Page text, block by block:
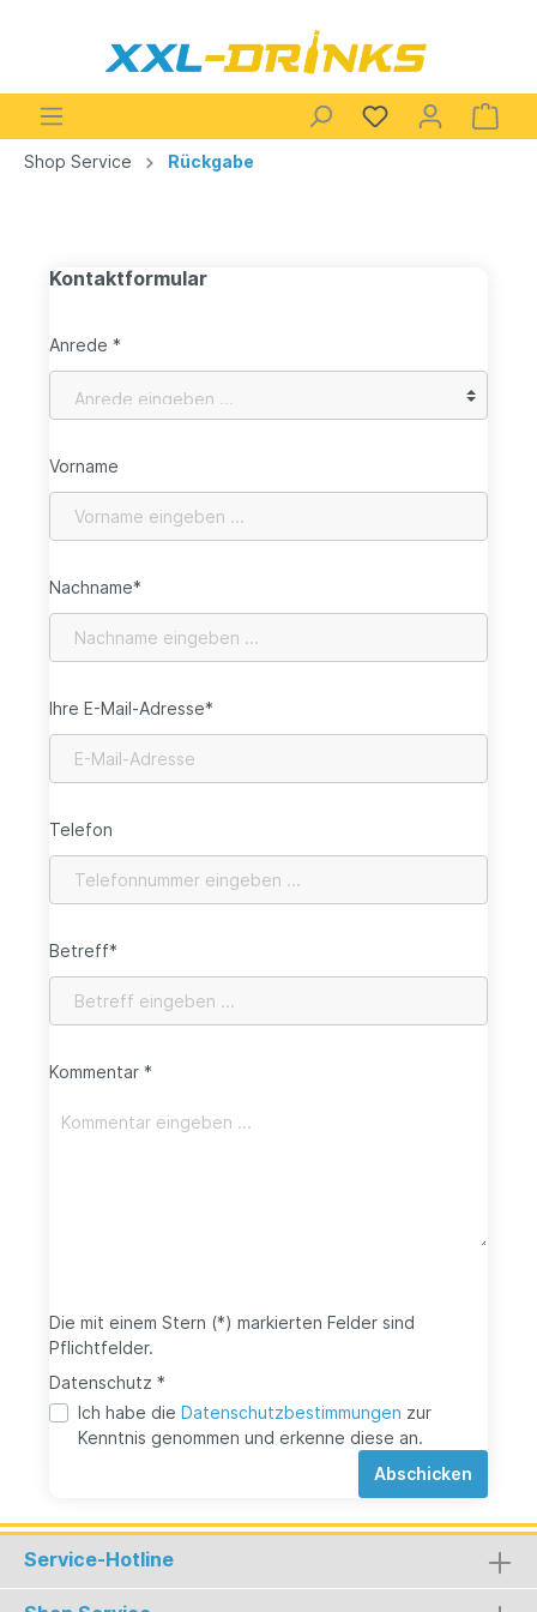
Shop Service Rückgabe
Kontaktformular
Anrede *
Vorname
Nachname*
Ihre E-Mail-Adresse*
Telefon
Betreff*
Kommentar *
Die mit einem Stern (*) markierten Felder sind
Pflichtfelder.
Datenschutz *
Ich habe die Datenschutzbestimmungen zur
Kenntnis genommen und erkenne diese an.
Abschicken
Service-Hotline